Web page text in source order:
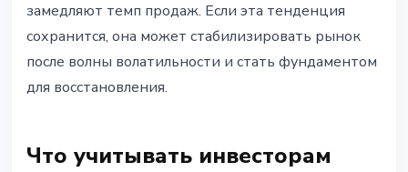
замедляют темп продаж. Если эта тенденция
сохранится, она может стабилизировать рынок
после волны волатильности и стать фундаментом
для восстановления.
Что учитывать инвесторам